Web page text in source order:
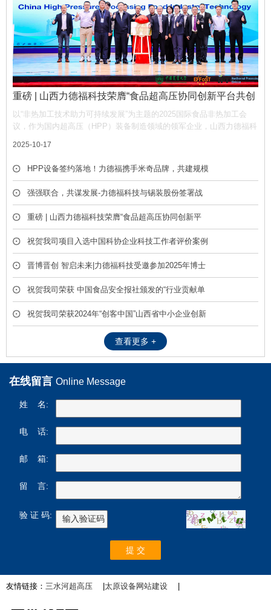
重磅 | 山西力德福科技荣膺“食品超高压协同创新平台共创
单位”，携手产业链共筑非热加工新生态
以“非热加工技术助力可持续发展”为主题的2025国际食品非热加工会
议，作为国内超高压（HPP）装备制造领域的领军企业，山西力德福科
号，彰显了公司在推动超高压技术产业化中的核心作用。
2025-10-17
HPP设备签约落地！力德福携手米奇品牌，共建规模
化冷榨饮品产线
强强联合，共谋发展-力德福科技与锡装股份签署战
略合作框架协议
重磅 | 山西力德福科技荣膺“食品超高压协同创新平
台共创单位”，携手产业链共筑非热加工新生态
祝贺我司项目入选中国科协企业科技工作者评价案例
库
晋博晋创 智启未来|力德福科技受邀参加2025年博士
后创新创业成果展
祝贺我司荣获 中国食品安全报社颁发的“行业贡献单
位” 荣誉称号
祝贺我司荣获2024年“创客中国”山西省中小企业创新
查看更多 +
在线留言 Online Message
姓 名:
电 话:
邮 箱:
留 言:
验 证 码:
友情链接： 三水河超高压 |太原设备网站建设 |